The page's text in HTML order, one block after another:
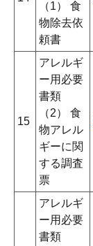
（1） 食
物除去依
頼書
15
アレルギ
ー用必要
書類
（2） 食
物アレル
ギーに関
する調査
票
アレルギ
ー用必要
書類